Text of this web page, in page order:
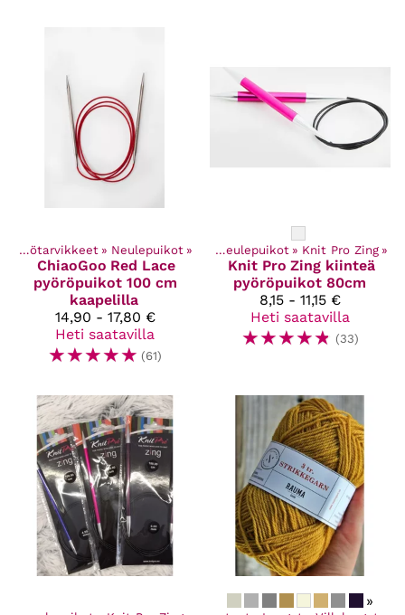
Käsityötarvikkeet ‪» Neulepuikot ‪»
ChiaoGoo Red Lace
pyöröpuikot 100 cm
kaapelilla
14,90 - 17,80 €
Heti saatavilla
☆☆☆☆☆ (61)
tuotteet ‪» Käsityötarvikkeet Neulepuikot ‪» Knit Pro Zing ‪»
Knit Pro Zing kiinteä
pyöröpuikot 80cm
8,15 - 11,15 €
Heti saatavilla
☆☆☆☆☆ (33)
»